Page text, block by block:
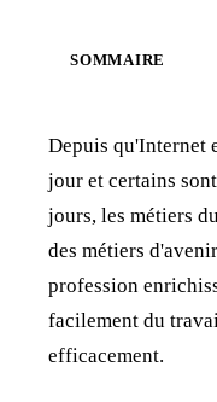
SOMMAIRE
Depuis qu'Internet
jour et certains
jours, les métiers
des métiers
profession
facilement du
efficacement.